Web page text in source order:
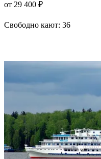
от 29 400 ₽
Свободно кают: 36